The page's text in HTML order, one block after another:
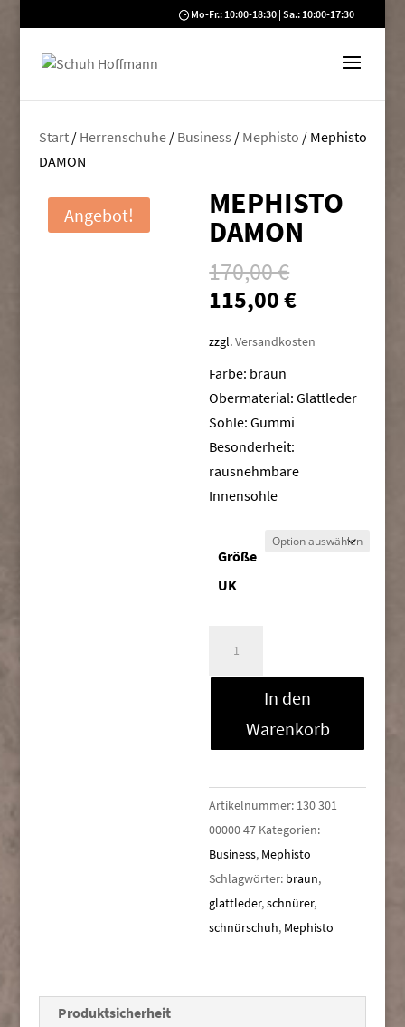
Mo-Fr.: 10:00-18:30 | Sa.: 10:00-17:30
Start/ Herrenschuhe/ Business / Mephisto / Mephisto
DAMON
Angebot!
MEPHISTO
DAMON
170,00€
170,00 €
115,00€Aktueller
ist:
zzgl.Versandkosten
Farbe: braun
Obermaterial: Glattleder
Sohle: Gummi
Besonderheit:
rausnehmbare
Innensohle
Größe
UK
In den
Warenkorb
Artikelnummer: 130 301
00000 47 Kategorien:
Business, Mephisto
Schlagwörter: braun,
glattleder,schnürer,
schnürschuh, Mephisto
Produktsicherheit